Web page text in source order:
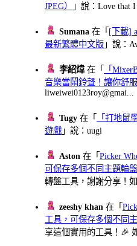
JPEG）
」說：Love that I
Sumana 在「 [下載]
最新繁體中文版 」說：
李紹煒在「
「
音樂當鬧鈴聲！讓你舒
liweiwei0123roy@gmai...
Tugy 在「
「打地鼠
遊戲 」說：uugi
Aston 在「Picker
可保存多個不同主題輪盤
轉盤工具，謝謝分享！如
zeeshy khan 在「
工具，可保存多個不同
享這個實用的工具！🎉